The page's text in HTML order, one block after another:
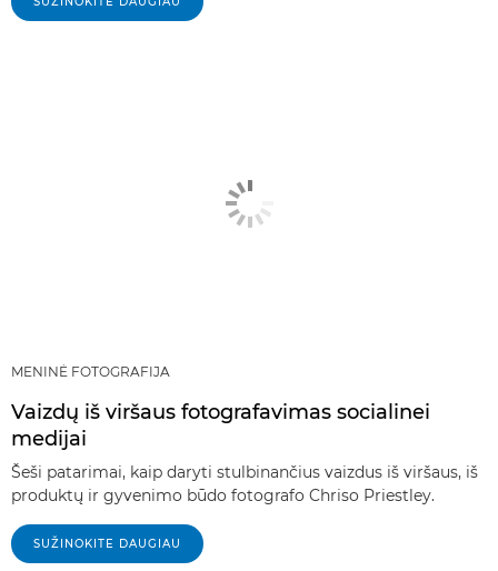
MENINĖ FOTOGRAFIJA
Vaizdų iš viršaus fotografavimas socialinei
medijai
Šeši patarimai, kaip daryti stulbinančius vaizdus iš viršaus, iš
produktų ir gyvenimo būdo fotografo Chriso Priestley.
SUŽINOKITE DAUGIAU